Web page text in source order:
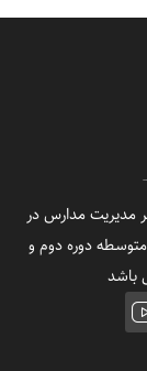
مدیریت مدارس در
دوره دوم و
باشد